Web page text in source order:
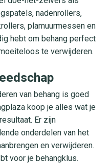
nadenrollers,
plamuurmessen en
hebt om behang perfect
te verwijderen.
van behang is goed
koop je alles wat je
Er zijn
onderdelen van het
en verwijderen.
voor je behangklus.